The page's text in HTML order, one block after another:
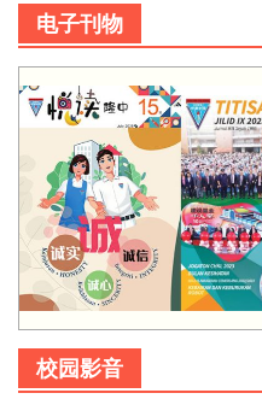
电子刊物
校园影音